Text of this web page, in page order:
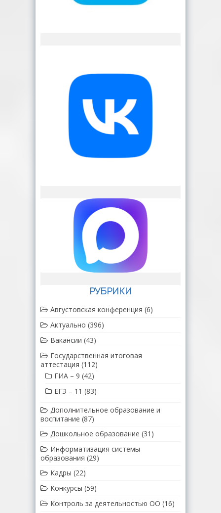
РУБРИКИ
Августовская конференция (6)
Актуально (396)
Вакансии (43)
Государственная итоговая
аттестация (112)
ГИА – 9 (42)
ЕГЭ – 11 (83)
Дополнительное образование и
воспитание (87)
Дошкольное образование (31)
Информатизация системы
образования (29)
Кадры (22)
Конкурсы (59)
Контроль за деятельностью ОО (16)